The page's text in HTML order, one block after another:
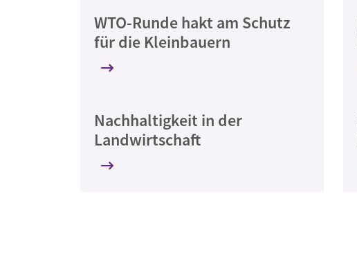
WTO-Runde hakt am Schutz
für die Kleinbauern
Nachhaltigkeit in der
Landwirtschaft